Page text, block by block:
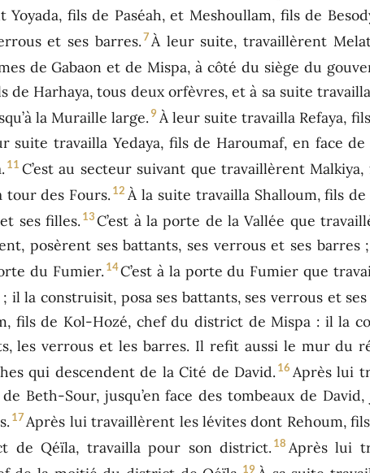
fils de Paséah, et Meshoullam, fils de
et ses barres.7À leur suite, travaillèrent
de Gabaon et de Mispa, à côté du siège du
Harhaya, tous deux orfèvres, et à sa suite
la Muraille large. 9 À leur suite travailla Refaya,
suite travailla Yedaya, fils de Haroumaf, en face
11 C’est au secteur suivant que travaillèrent
tour des Fours. 12 À la suite travailla Shalloum, fils
ses filles. 13 C’est à la porte de la Vallée que
posèrent ses battants, ses verrous et ses
du Fumier. 14C’est à la porte du Fumier que
la construisit, posa ses battants, ses verrous et ses
fils de Kol-Hozé, chef du district de Mispa : il la
les verrous et les barres. Il refit aussi le mur du
qui descendent de la Cité de David. 16 Après lui
Beth-Sour, jusqu’en face des tombeaux de
17 Après lui travaillèrent les lévites dont Rehoum, fils
de Qéïla, travailla pour son district. 18 Après lui
19